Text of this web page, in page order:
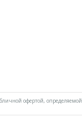
офертой, определяемой